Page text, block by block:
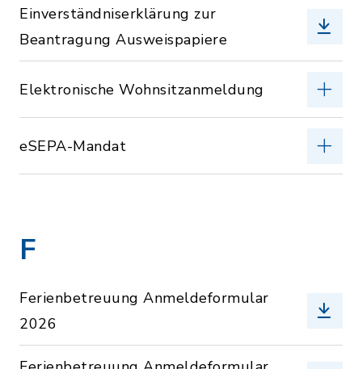
Einverständniserklärung zur
Beantragung Ausweispapiere
Elektronische Wohnsitzanmeldung
eSEPA-Mandat
F
Ferienbetreuung Anmeldeformular
2026